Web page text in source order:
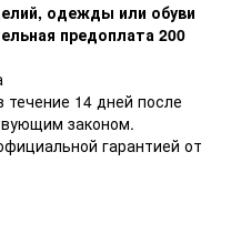
одежды или обуви
предоплата 200
течение 14 дней после
законом.
гарантией от